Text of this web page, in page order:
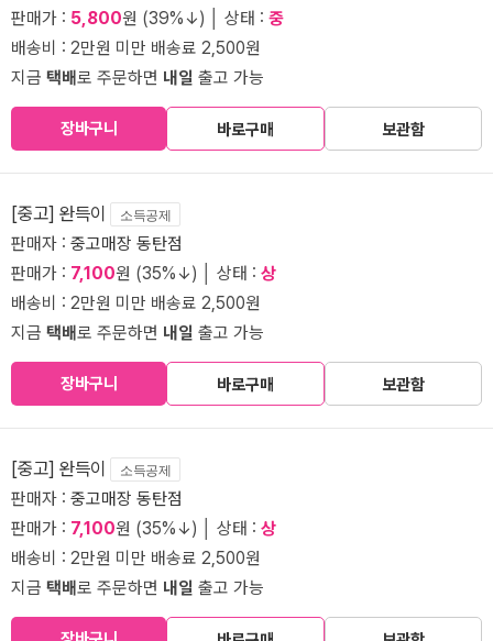
판매가 : 5,800원 (39%↓) │ 상태 : 중
배송비 : 2만원 미만 배송료 2,500원
지금 택배로 주문하면 내일 출고 가능
장바구니 바로구매 보관함
[중고] 완득이 소득공제
판매자 : 중고매장 동탄점
판매가 : 7,100원 (35%↓) │ 상태 : 상
배송비 : 2만원 미만 배송료 2,500원
지금 택배로 주문하면 내일 출고 가능
장바구니 바로구매 보관함
[중고] 완득이 소득공제
판매자 : 중고매장 동탄점
판매가 : 7,100원 (35%↓) │ 상태 : 상
배송비 : 2만원 미만 배송료 2,500원
지금 택배로 주문하면 내일 출고 가능